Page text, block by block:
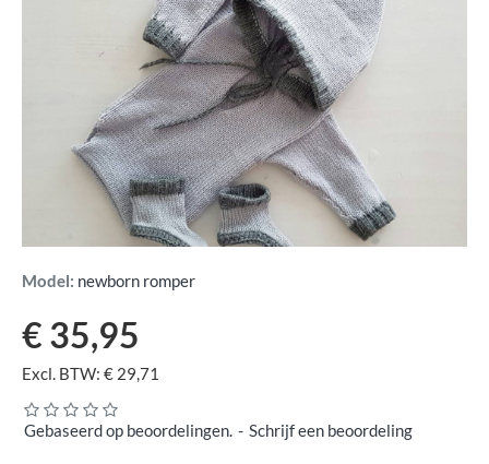
Model: newborn romper
Gebaseerd op beoordelingen. - Schrijf een beoordeling
€ 35,95
Excl. BTW: € 29,71